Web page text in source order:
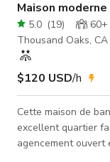
Maison
5.0 (19) 60+
Thousand Oaks, CA
$120 USD/h
Cette maison de
excellent quartier
agencement ouvert